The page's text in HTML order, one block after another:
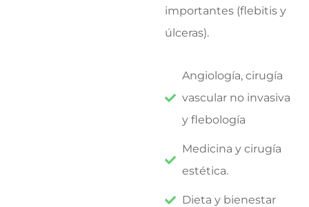
importantes (flebitis y
úlceras).
Angiología, cirugía
vascular no invasiva
y flebología
Medicina y cirugía
estética.
Dieta y bienestar